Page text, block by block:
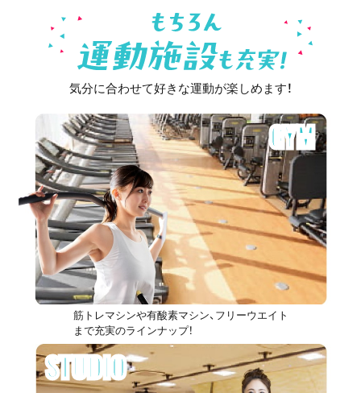
気分に合わせて好きな運動が楽しめます！
GYM
筋トレマシンや有酸素マシン、フリーウエイト
まで充実のラインナップ！
STUDIO